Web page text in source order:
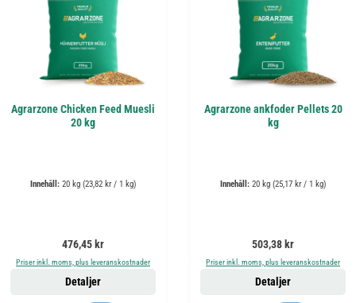
Agrarzone Chicken Feed Muesli
20 kg
Innehåll: 20 kg (23,82 kr / 1 kg)
Ordinarie pris:
476,45 kr
Priser inkl. moms, plus leveranskostnader
Detaljer
Agrarzone ankfoder Pellets 20
kg
Innehåll: 20 kg (25,17 kr / 1 kg)
Ordinarie pris:
503,38 kr
Priser inkl. moms, plus leveranskostnader
Detaljer